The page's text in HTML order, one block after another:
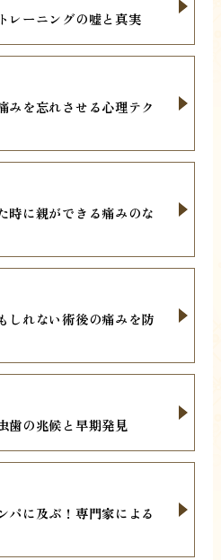
レーニングの嘘と真実
みを忘れさせる心理テク
時に親ができる痛みのな
しれない術後の痛みを防
歯の兆候と早期発見
パに及ぶ！専門家による